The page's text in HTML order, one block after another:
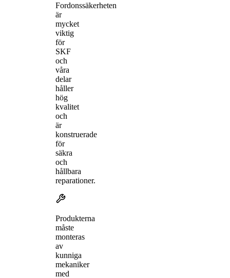
Fordonssäkerheten
är
mycket
viktig
för
SKF
och
våra
delar
håller
hög
kvalitet
och
är
konstruerade
för
säkra
och
hållbara
reparationer.
Produkterna
måste
monteras
av
kunniga
mekaniker
med